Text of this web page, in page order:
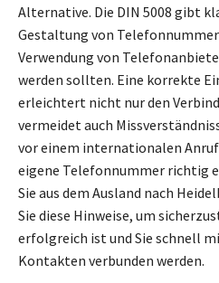
Alternative. Die DIN 5008 gibt
Gestaltung von
Verwendung von
werden sollten. Eine korrekte
erleichtert nicht nur den
vermeidet auch
vor einem internationalen Anruf
eigene Telefonnummer richtig
Sie aus dem Ausland nach
Sie diese Hinweise, um
erfolgreich ist und Sie schnell
Kontakten verbunden werden.